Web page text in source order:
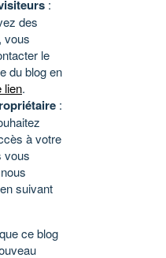
:
des
vous
le
du blog en
lien.
:
à votre
vous
suivant
ce blog